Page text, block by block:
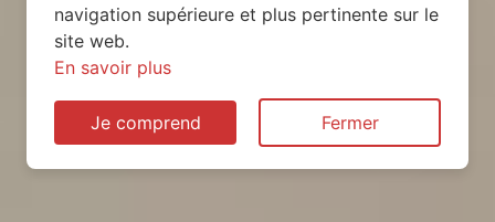
navigation supérieure et plus pertinente sur le
site web.
En savoir plus
Je comprend Fermer